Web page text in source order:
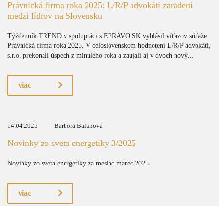
Právnická firma roka 2025: L/R/P advokáti zaradení
medzi lídrov na Slovensku
Týždenník TREND v spolupráci s EPRAVO.SK vyhlásil víťazov súťaže
Právnická firma roka 2025. V celoslovenskom hodnotení L/R/P advokáti,
s.r.o. prekonali úspech z minulého roka a zaujali aj v dvoch nový...
viac
14.04.2025 Barbora Balunová
Novinky zo sveta energetiky 3/2025
Novinky zo sveta energetiky za mesiac marec 2025.
viac